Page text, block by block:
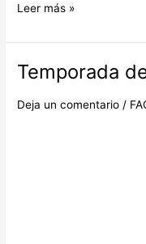
Leer más »
Temporada
Deja un comentario /
Temporada
descuentos